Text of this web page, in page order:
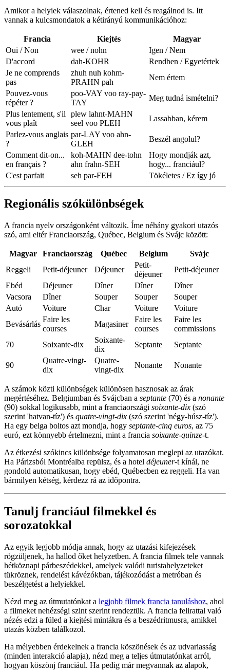
Amikor a helyiek válaszolnak, értened kell és reagálnod is. Itt
vannak a kulcsmondatok a kétirányú kommunikációhoz:
Francia Kiejtés
Magyar
Oui / Non
wee / nohn
Igen / Nem
D'accord
dah-KOHR
Rendben / Egyetértek
Je ne comprends
pas
zhuh nuh kohm-
PRAHN pah
Nem értem
Pouvez-vous
répéter ?
poo-VAY voo ray-pay-
TAY
Meg tudná ismételni?
Plus lentement, s'il
vous plaît
plew lahnt-MAHN
seel voo PLEH
Lassabban, kérem
Parlez-vous anglais
?
par-LAY voo ahn-
GLEH
Beszél angolul?
Comment dit-on...
en français ?
koh-MAHN dee-tohn
ahn frahn-SEH
Hogy mondják azt,
hogy... franciául?
C'est parfait
seh par-FEH Tökéletes / Ez így jó
Regionális szókülönbségek
A francia nyelv országonként változik. Íme néhány gyakori utazós
szó, ami eltér Franciaország, Québec, Belgium és Svájc között:
Magyar Franciaország Québec Belgium
Svájc
Reggeli
Petit-déjeuner Déjeuner
Petit-
déjeuner
Petit-déjeuner
Ebéd
Déjeuner Dîner Dîner
Dîner
Vacsora
Dîner Souper Souper
Souper
Autó
Voiture Char Voiture
Voiture
Bevásárlás
Faire les
courses
Magasiner
Faire les
courses
Faire les
commissions
70
Soixante-dix
Soixante-
dix
Septante Septante
90
Quatre-vingt-
dix
Quatre-
vingt-dix
Nonante Nonante
A számok közti különbségek különösen hasznosak az árak
megértéséhez. Belgiumban és Svájcban a septante (70) és a nonante
(90) sokkal logikusabb, mint a franciaországi soixante-dix (szó
szerint 'hatvan-tíz') és quatre-vingt-dix (szó szerint 'négy-húsz-tíz').
Ha egy belga boltos azt mondja, hogy septante-cinq euros, az 75
euró, ezt könnyebb értelmezni, mint a francia soixante-quinze-t.
Az étkezési szókincs különbsége folyamatosan meglepi az utazókat.
Ha Párizsból Montréalba repülsz, és a hotel déjeuner-t kínál, ne
gondold automatikusan, hogy ebéd, Québecben ez reggeli. Ha van
bármilyen kétség, kérdezz rá az időpontra.
Tanulj franciául filmekkel és
sorozatokkal
Az egyik legjobb módja annak, hogy az utazási kifejezések
rögzüljenek, ha hallod őket helyzetben. A francia filmek tele vannak
hétköznapi párbeszédekkel, amelyek valódi turistahelyzeteket
tükröznek, rendelést kávézókban, tájékozódást a metróban és
beszélgetést a helyiekkel.
Nézd meg az útmutatónkat a legjobb filmek francia tanuláshoz, ahol
a filmeket nehézségi szint szerint rendeztük. A francia felirattal való
nézés edzi a füled a kiejtési mintákra és a beszédritmusra, amikkel
utazás közben találkozol.
Ha mélyebben érdekelnek a francia köszönések és az udvariasság
(minden interakció alapja), nézd meg a teljes útmutatónkat arról,
hogyan köszönj franciául. Ha pedig már megvannak az alapok,